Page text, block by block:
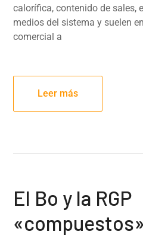
calorífica, contenido de sales,
medios del sistema y suelen
comercial a
Leer más
El Bo y la RGP
«compuestos»